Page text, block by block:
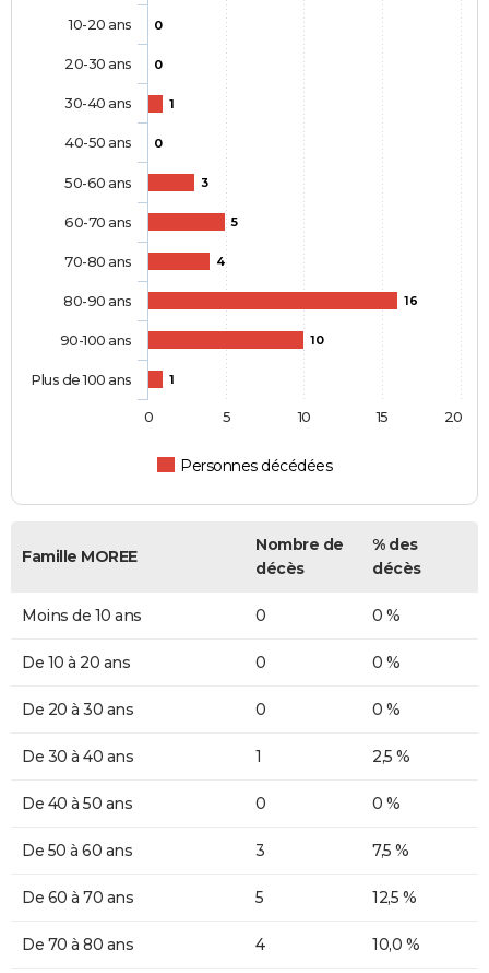
0
0
1
0
3
5
4
16
10
1
Personnes décédées
10-20 ans
20-30 ans
30-40 ans
40-50 ans
50-60 ans
60-70 ans
70-80 ans
80-90 ans
90-100 ans
Plus de 100 ans
0 5 10 15 20
Famille MOREE
Nombre de
décès
% des
décès
Moins de 10 ans 0 0 %
De 10 à 20 ans 0 0 %
De 20 à 30 ans 0 0 %
De 30 à 40 ans 1 2,5 %
De 40 à 50 ans 0 0 %
De 50 à 60 ans 3 7,5 %
De 60 à 70 ans 5 12,5 %
De 70 à 80 ans 4 10,0 %